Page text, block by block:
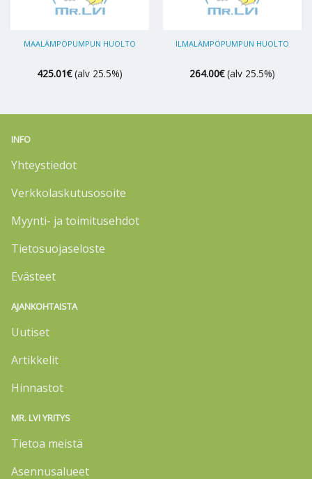
MAALÄMPÖPUMPUN HUOLTO
425.01€ (alv 25.5%)
ILMALÄMPÖPUMPUN HUOLTO
264.00€ (alv 25.5%)
INFO
Yhteystiedot
Verkkolaskutusosoite
Myynti- ja toimitusehdot
Tietosuojaseloste
Evästeet
AJANKOHTAISTA
Uutiset
Artikkelit
Hinnastot
MR. LVI YRITYS
Tietoa meistä
Asennusalueet